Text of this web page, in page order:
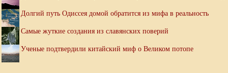
Долгий путь Одиссея домой обратится из мифа в реальность
Самые жуткие создания из славянских поверий
Ученые подтвердили китайский миф о Великом потопе